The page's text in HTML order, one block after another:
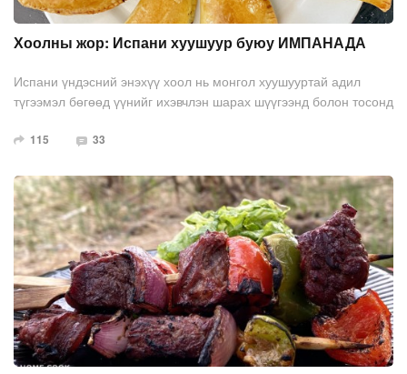
Хоолны жор: Испани хуушуур буюу ИМПАНАДА
Испани үндэсний энэхүү хоол нь монгол хуушууртай адил
түгээмэл бөгөөд үүнийг ихэвчлэн шарах шүүгээнд болон тосонд
115 33